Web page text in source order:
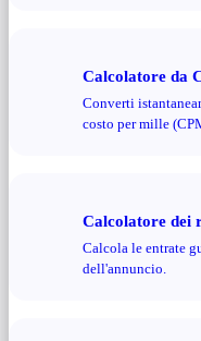
Calcolatore da
Converti
costo per mille
Calcolatore dei
Calcola le entrate
dell'annuncio.